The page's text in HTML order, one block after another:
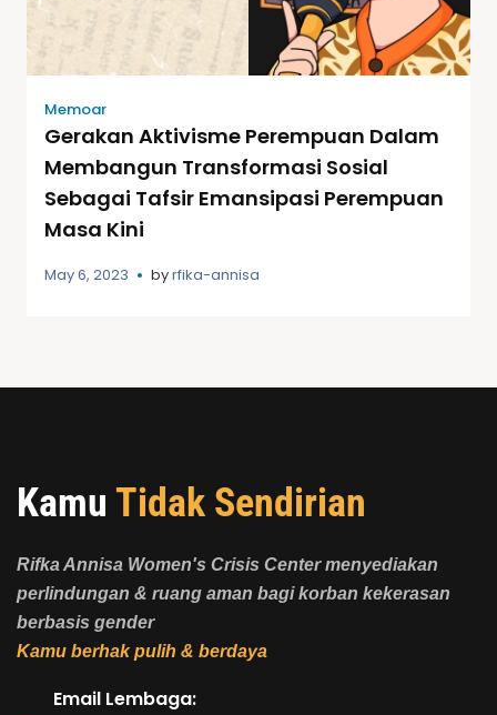
Memoar
Gerakan Aktivisme Perempuan Dalam
Membangun Transformasi Sosial
Sebagai Tafsir Emansipasi Perempuan
Masa Kini
May 6, 2023 byrfika-annisa
Kamu Tidak Sendirian
Rifka Annisa Women's Crisis Center menyediakan
perlindungan & ruang aman bagi korban kekerasan
berbasis gender
Kamu berhak pulih & berdaya
Email Lembaga: